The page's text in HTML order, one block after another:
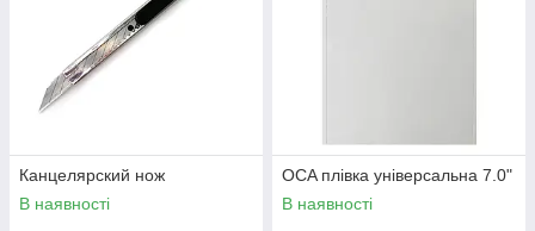
Канцелярский нож
В наявності
OCA плівка універсальна 7.0"
В наявності